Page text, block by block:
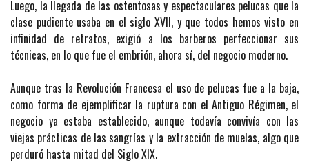
Luego, la llegada de las ostentosas y espectaculares pelucas que la
clase pudiente usaba en el siglo XVII, y que todos hemos visto en
infinidad de retratos, exigió a los barberos perfeccionar sus
técnicas, en lo que fue el embrión, ahora sí, del negocio moderno.
Aunque tras la Revolución Francesa el uso de pelucas fue a la baja,
como forma de ejemplificar la ruptura con el Antiguo Régimen, el
negocio ya estaba establecido, aunque todavía convivía con las
viejas prácticas de las sangrías y la extracción de muelas, algo que
perduró hasta mitad del Siglo XIX.